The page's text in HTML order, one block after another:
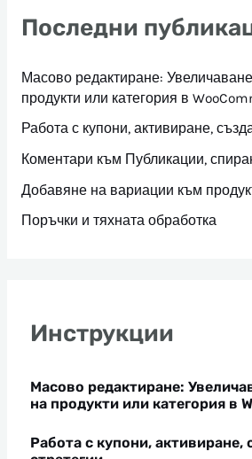
Последни
Масово редактиране:
продукти или категория в
Работа с купони, активиране,
Коментари към Публикации,
Добавяне на вариации към
Поръчки и тяхната обработка
Инструкции
Масово редактиране:
на продукти или категория в
Работа с купони, активиране,